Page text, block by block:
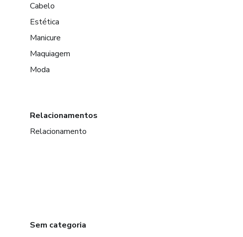
Cabelo
Estética
Manicure
Maquiagem
Moda
Relacionamentos
Relacionamento
Sem categoria